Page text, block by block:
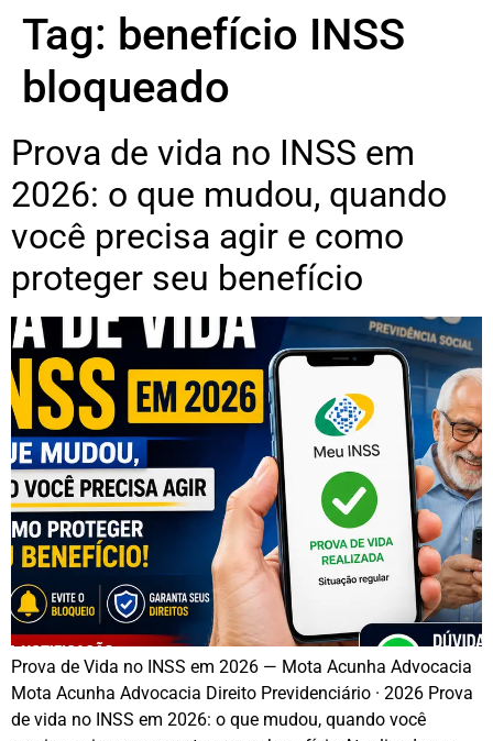
Tag: benefício INSS
bloqueado
Prova de vida no INSS em
2026: o que mudou, quando
você precisa agir e como
proteger seu benefício
Prova de Vida no INSS em 2026 — Mota Acunha Advocacia
Mota Acunha Advocacia Direito Previdenciário · 2026 Prova
de vida no INSS em 2026: o que mudou, quando você